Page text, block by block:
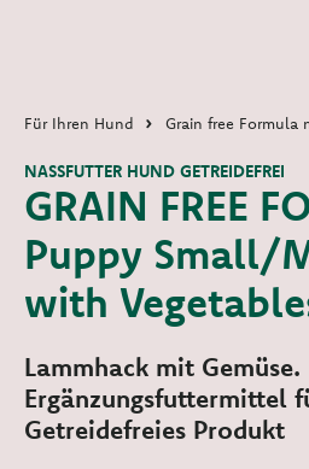
Für Ihren Hund Grain free Formula
GRAIN FREE
Puppy Small/
with
NASSFUTTER HUND GETREIDEFREI
Lammhack mit Gemüse.
Ergänzungsfuttermittel
Getreidefreies Produkt